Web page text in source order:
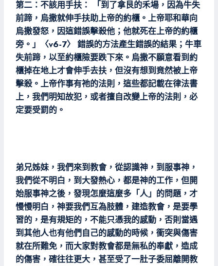
第二：不該用手扶： 「到了拿艮的禾場，因為牛失
前蹄，烏撒就伸手扶助上帝的約櫃。上帝耶和華向
烏撒發怒，因這錯誤擊殺他；他就死在上帝的約櫃
旁。」〈v6-7〉 錯誤的方法產生錯誤的結果；牛車
失前蹄，以至約櫃險要跌下來。烏撒不願意看到約
櫃掉在地上才會伸手去扶，但沒有想到竟然被上帝
擊殺。上帝作事有祂的法則，這些都記載在律法書
上，我們明知故犯，或者擅自改變上帝的法則，必
定要受罰的。
弟兄姊妹，我們來到教會，從認識神，到服事神，
我們從不明白，到大發熱心，都是神的工作，但開
始服事神之後，發現怎麼這麼多「人」的問題，才
慢慢明白，神要我們互為肢體，建造教會，是要學
習的，是有規矩的，不能只憑我的感動，否則當遇
到其他人也有他們自己的感動的時候，衝突與傷害
就在所難免，而大家對教會都是無私的奉獻，造成
的傷害，確往往更大，甚至受了一肚子委屈離開教